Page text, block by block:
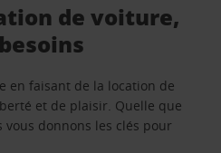
de voiture,
en faisant de la location de
et de plaisir. Quelle que
donnons les clés pour